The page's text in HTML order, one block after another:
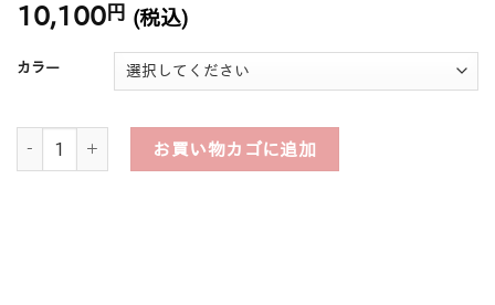
10,100 円 (税込)
カラー
洗えるシザーバッグ ダイヤシリーズ スケルトンタイプ７丁個
お買い物カゴに追加